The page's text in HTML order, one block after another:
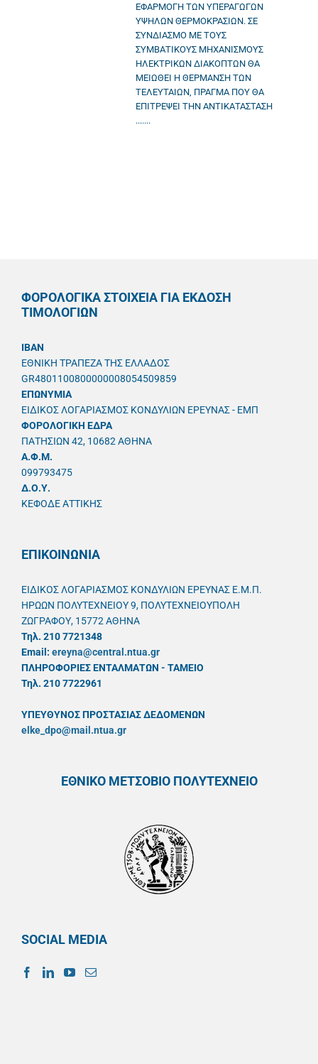
ΕΦΑΡΜΟΓΗ ΤΩΝ ΥΠΕΡΑΓΩΓΩΝ
ΥΨΗΛΩΝ ΘΕΡΜΟΚΡΑΣΙΩΝ. ΣΕ
ΣΥΝΔΙΑΣΜΟ ΜΕ ΤΟΥΣ
ΣΥΜΒΑΤΙΚΟΥΣ ΜΗΧΑΝΙΣΜΟΥΣ
ΗΛΕΚΤΡΙΚΩΝ ΔΙΑΚΟΠΤΩΝ ΘΑ
ΜΕΙΩΘΕΙ Η ΘΕΡΜΑΝΣΗ ΤΩΝ
ΤΕΛΕΥΤΑΙΩΝ, ΠΡΑΓΜΑ ΠΟΥ ΘΑ
ΕΠΙΤΡΕΨΕΙ ΤΗΝ ΑΝΤΙΚΑΤΑΣΤΑΣΗ
.......
ΦΟΡΟΛΟΓΙΚΑ ΣΤΟΙΧΕΙΑ ΓΙΑ ΕΚΔΟΣΗ
ΤΙΜΟΛΟΓΙΩΝ
IBAN
ΕΘΝΙΚΗ ΤΡΑΠΕΖΑ ΤΗΣ ΕΛΛΑΔΟΣ
GR4801100800000008054509859
ΕΠΩΝΥΜΙΑ
ΕΙΔΙΚΟΣ ΛΟΓΑΡΙΑΣΜΟΣ ΚΟΝΔΥΛΙΩΝ ΕΡΕΥΝΑΣ - ΕΜΠ
ΦΟΡΟΛΟΓΙΚΗ ΕΔΡΑ
ΠΑΤΗΣΙΩΝ 42, 10682 ΑΘΗΝΑ
A.Φ.Μ.
099793475
Δ.Ο.Υ.
ΚΕΦΟΔΕ ΑΤΤΙΚΗΣ
ΕΠΙΚΟΙΝΩΝΙΑ
ΕΙΔΙΚΟΣ ΛΟΓΑΡΙΑΣΜΟΣ ΚΟΝΔΥΛΙΩΝ ΕΡΕΥΝΑΣ Ε.Μ.Π.
ΗΡΩΩΝ ΠΟΛΥΤΕΧΝΕΙΟΥ 9, ΠΟΛΥΤΕΧΝΕΙΟΥΠΟΛΗ
ΖΩΓΡΑΦΟΥ, 15772 ΑΘΗΝΑ
Τηλ. 210 7721348
Email: ereyna@central.ntua.gr
ΠΛΗΡΟΦΟΡΙΕΣ ΕΝΤΑΛΜΑΤΩΝ - ΤΑΜΕΙΟ
Τηλ. 210 7722961
ΥΠΕΥΘYΝΟΣ ΠΡΟΣΤΑΣΙΑΣ ΔΕΔΟΜΕΝΩΝ
elke_dpo@mail.ntua.gr
ΕΘΝΙΚΟ ΜΕΤΣΟΒΙΟ ΠΟΛΥΤΕΧΝΕΙΟ
SOCIAL MEDIA